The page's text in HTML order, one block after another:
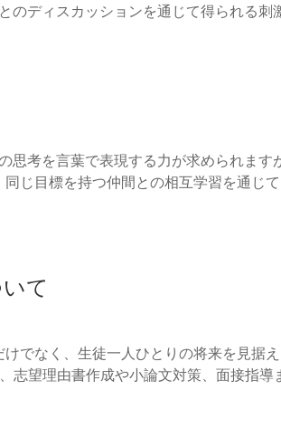
のディスカッションを通じて得られる刺
思考を言葉で表現する力が求められま
じ目標を持つ仲間との相互学習を通じ
て
でなく、生徒一人ひとりの将来を見据
志望理由書作成や小論文対策、面接指導